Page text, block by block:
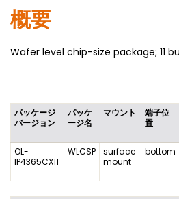
概要
Wafer level chip-size package; 11
パッケージ
バージョン
パッケ
ージ名
マウント
端子位
置
OL-
IP4365CX11
WLCSP
surface
mount
bottom